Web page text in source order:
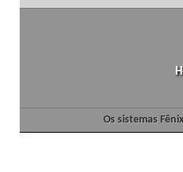
Os sistemas